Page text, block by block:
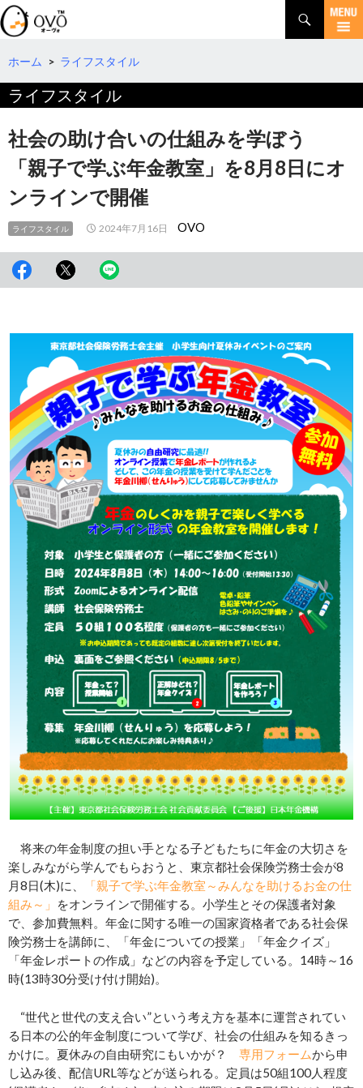
検
索
コ
テ
ツ
へ
動
ホーム > ライフスタイル
ライフスタイル
社会の助け合いの仕組みを学ぼう
「親子で学ぶ年金教室」を8月8日にオ
ンラインで開催
ライフスタイル 2024年7月16日 OVO
将来の年金制度の担い手となる子どもたちに年金の大切さを
楽しみながら学んでもらおうと、東京都社会保険労務士会が8
月8日(木)に、
「親子で学ぶ年金教室～みんなを助けるお金の仕
組み～」
をオンラインで開催する。小学生とその保護者対象
で、参加費無料。年金に関する唯一の国家資格者である社会保
険労務士を講師に、「年金についての授業」「年金クイズ」
「年金レポートの作成」などの内容を予定している。14時～16
時(13時30分受け付け開始)。
“世代と世代の支え合い”という考え方を基本に運営されてい
る日本の公的年金制度について学び、社会の仕組みを知るきっ
かけに。夏休みの自由研究にもいかが？ 専用フォームから申
し込み後、配信URL等などが送られる。定員は50組100人程度